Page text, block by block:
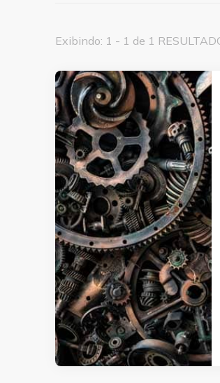
Exibindo: 1 - 1 de 1